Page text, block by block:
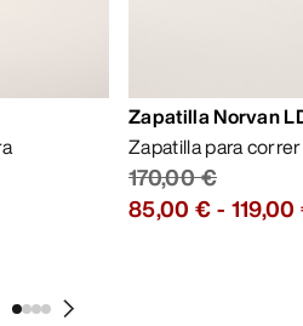
Zapatilla Norvan
Zapatilla para
170,00 €
85,00 €-